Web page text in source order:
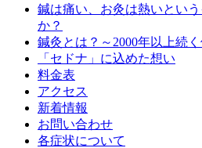
鍼は痛い、お灸は熱いとい
か？
鍼灸とは？～2000年以上続
「セドナ」に込めた想い
料金表
アクセス
新着情報
お問い合わせ
各症状について